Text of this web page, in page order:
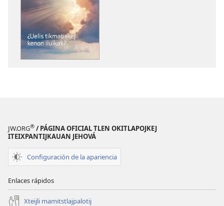
JW.ORG® / PÁGINA OFICIAL TLEN OKITLAPOJKEJ
ITEIXPANTIJKAUAN JEHOVÁ
Configuración de la apariencia
Enlaces rápidos
Xteijli mamitstlajpalotij